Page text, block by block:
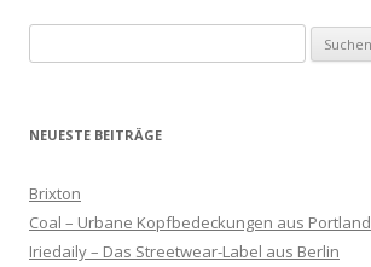
nach:
NEUESTE BEITRÄGE
Brixton
Coal – Urbane Kopfbedeckungen aus Portland
Iriedaily – Das Streetwear-Label aus Berlin